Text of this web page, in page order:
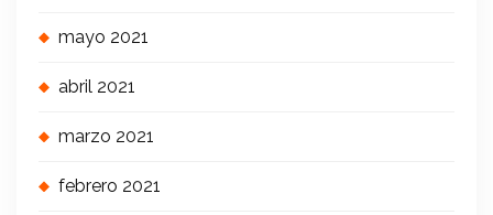
mayo 2021
abril 2021
marzo 2021
febrero 2021